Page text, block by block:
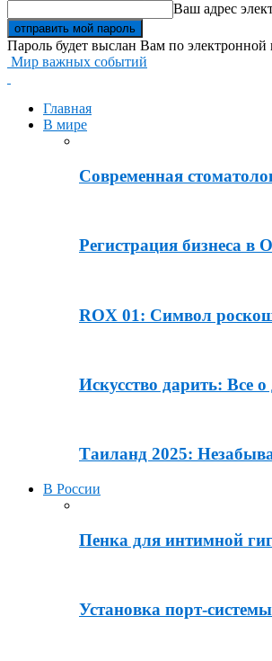
Ваш адрес
Пароль будет выслан Вам по электронной
Мир важных событий
Главная
В мире
Современная
Регистрация бизнеса в
ROX 01: Символ
Искусство дарить: Все о
Таиланд 2025:
В России
Пенка для интимной
Установка порт-